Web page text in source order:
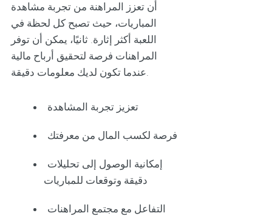
أن تعزز المراهنة من تجربة مشاهدة
المباريات، حيث تصبح كل لحظة في
اللعبة أكثر إثارة. ثانيًا، يمكن أن توفر
المراهنات فرصة لتحقيق أرباح مالية
عندما تكون لديك معلومات دقيقة.
تعزيز تجربة المشاهدة
فرصة لكسب المال من معرفتك
إمكانية الوصول إلى تحليلات
دقيقة وتوقعات للمباريات
التفاعل مع مجتمع المراهنات